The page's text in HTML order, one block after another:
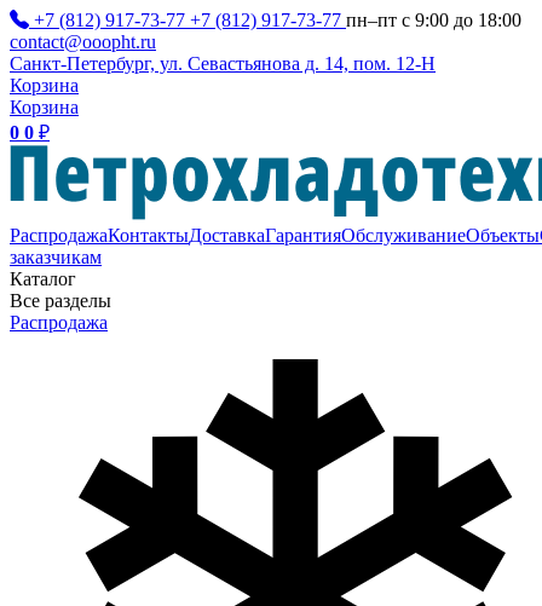
+7 (812) 917-73-77 +7 (812) 917-73-77 пн–пт с 9:00 до 18:00
contact@ooopht.ru
Санкт-Петербург, ул. Севастьянова д. 14, пом. 12-Н
Корзина
Корзина
0 0 ₽
РаспродажаКонтактыДоставкаГарантияОбслуживаниеОбъекты
заказчикам
Каталог
Все разделы
Распродажа